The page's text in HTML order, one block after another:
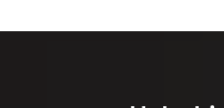
Guia Acesse